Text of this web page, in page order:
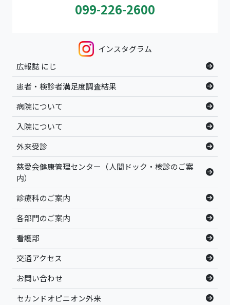
099-226-2600
インスタグラム
広報誌 にじ
患者・検診者満足度調査結果
病院について
入院について
外来受診
慈愛会健康管理センター（人間ドック・検診のご案
内）
診療科のご案内
各部門のご案内
看護部
交通アクセス
お問い合わせ
セカンドオピニオン外来